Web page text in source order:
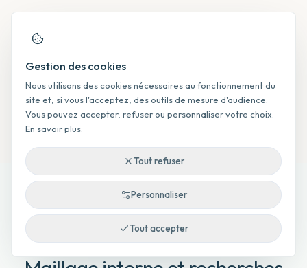
à Ravine des Cabris, utilisez gratuitement notre
outil d'estimation en ligne basé sur les données
DVF réelles de La Réunion.
maillage interne
Gestion des cookies
Nous utilisons des cookies nécessaires au fonctionnement du
site et, si vous l'acceptez, des outils de mesure d'audience.
Vous pouvez accepter, refuser ou personnaliser votre choix.
En savoir plus
Tout refuser
Personnaliser
Tout accepter